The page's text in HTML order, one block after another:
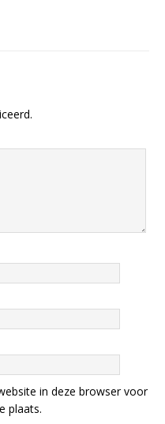
in deze browser voor
plaats.